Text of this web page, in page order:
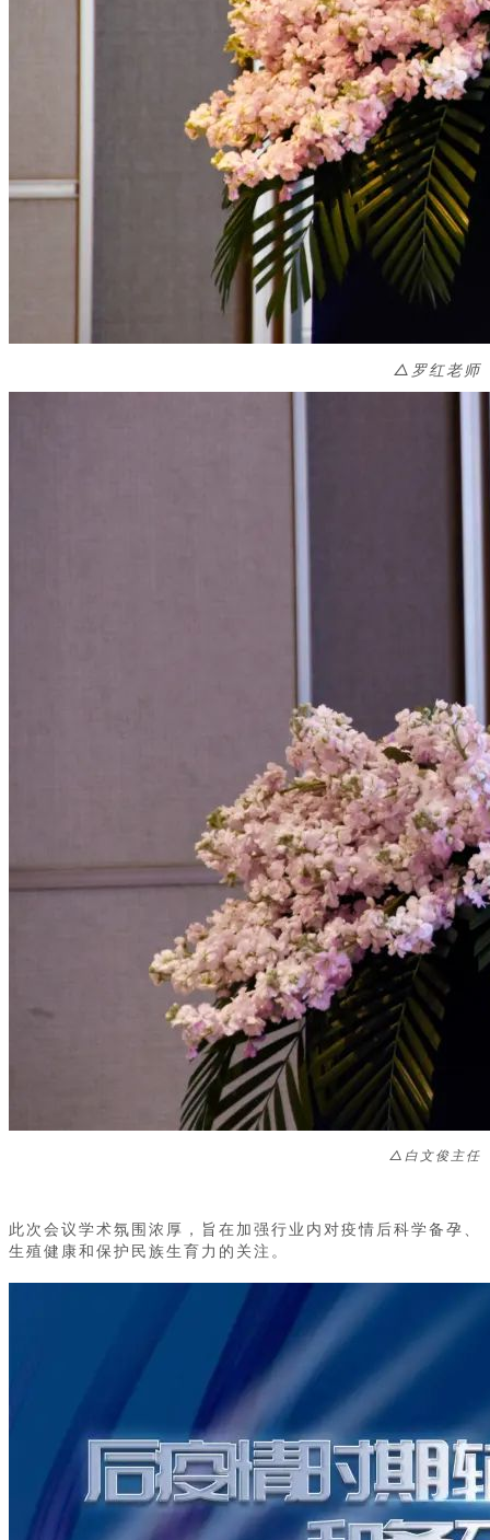
△ 罗红老师
△ 白文俊主任
此次会议学术氛围浓厚，旨在加强行业内对疫情后科学备孕、
生殖健康和保护民族生育力的关注。